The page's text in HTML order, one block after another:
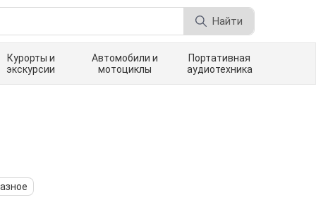
Найти
Курорты и
экскурсии
Автомобили и
мотоциклы
Портативная
аудиотехника